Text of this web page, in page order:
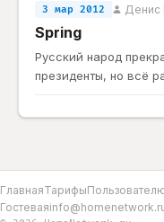
3 мар 2012 Денис
Spring
Русский народ
президенты, но всё
ГлавнаяТарифы
Гостевая